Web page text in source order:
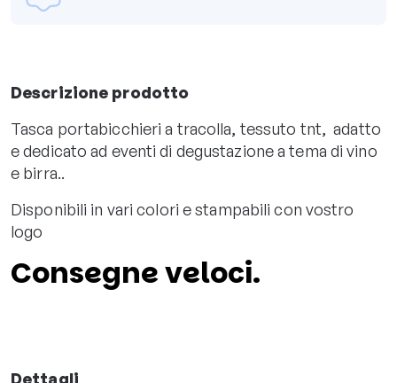
Descrizione prodotto
Tasca portabicchieri a tracolla, tessuto tnt, adatto
e dedicato ad eventi di degustazione a tema di vino
e birra..
Disponibili in vari colori e stampabili con vostro
logo
Consegne veloci.
Dettagli